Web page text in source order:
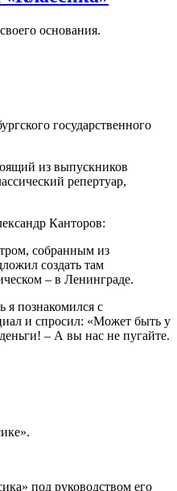
основания.
государственного
из выпускников
репертуар,
Канторов:
собранным из
создать там
– в Ленинграде.
я познакомился с
и спросил: «Может быть у
– А вы нас не пугайте.
под руководством его